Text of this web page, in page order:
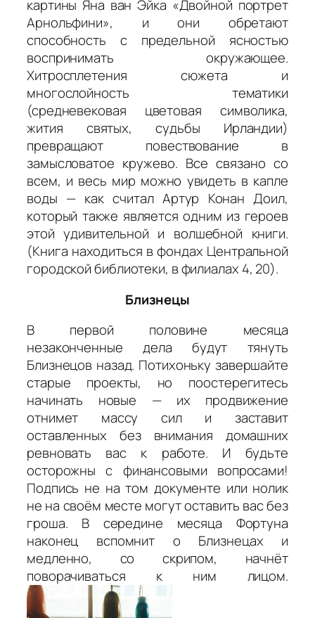
картины Яна ван Эйка «Двойной портрет
Арнольфини», и они обретают
способность с предельной ясностью
воспринимать окружающее.
Хитросплетения сюжета и
многослойность тематики
(средневековая цветовая символика,
жития святых, судьбы Ирландии)
превращают повествование в
замысловатое кружево. Все связано со
всем, и весь мир можно увидеть в капле
воды — как считал Артур Конан Доил,
который также является одним из героев
этой удивительной и волшебной книги.
(Книга находиться в фондах Центральной
городской библиотеки, в филиалах 4, 20).
Близнецы
В первой половине месяца
незаконченные дела будут тянуть
Близнецов назад. Потихоньку завершайте
старые проекты, но поостерегитесь
начинать новые — их продвижение
отнимет массу сил и заставит
оставленных без внимания домашних
ревновать вас к работе. И будьте
осторожны с финансовыми вопросами!
Подпись не на том документе или нолик
не на своём месте могут оставить вас без
гроша. В середине месяца Фортуна
наконец вспомнит о Близнецах и
медленно, со скрипом, начнёт
поворачиваться к ним лицом.